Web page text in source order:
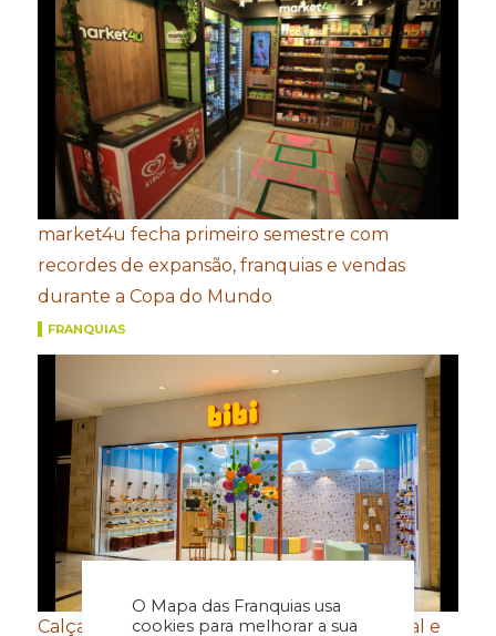
O Mapa das Franquias usa
cookies para melhorar a sua
market4u fecha primeiro semestre com
recordes de expansão, franquias e vendas
durante a Copa do Mundo
FRANQUIAS
Calçados Bibi amplia presença internacional e